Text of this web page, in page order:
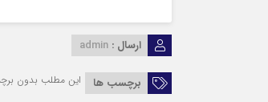
ارسال : admin
برچسب ها این مطلب بدون